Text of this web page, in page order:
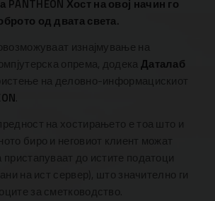
PANTHEON Хост на овој начин го
од двата света.
изнајмување на
опрема, додекаДаталаб
на деловно-информацискиот
.
на хостирањето е тоа што и
биро и неговиот клиент можат
до истите податоци
на ист сервер), што значително ги
за сметководство.